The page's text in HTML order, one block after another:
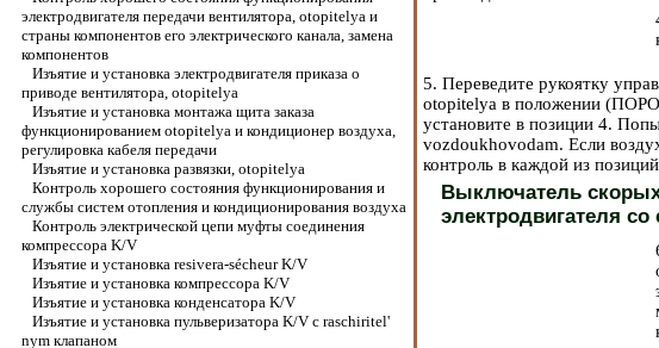
электродвигателя передачи вентилятора, otopitelya и
страны компонентов его электрического канала, замена
компонентов
Изъятие и установка электродвигателя приказа о
приводе вентилятора, otopitelya
Изъятие и установка монтажа щита заказа
функционированием otopitelya и кондиционер воздуха,
регулировка кабеля передачи
Изъятие и установка развязки, otopitelya
Контроль хорошего состояния функционирования и
службы систем отопления и кондиционирования воздуха
Контроль электрической цепи муфты соединения
компрессора K/V
Изъятие и установка resivera-sécheur K/V
Изъятие и установка компрессора K/V
Изъятие и установка конденсатора K/V
Изъятие и установка пульверизатора K/V с raschiritel'
nym клапаном
5. Переведите рукоятку
otopitelya в положении
установите в позиции 4.
vozdoukhovodam. Если
контроль в каждой из
Выключатель скорых
электродвигателя